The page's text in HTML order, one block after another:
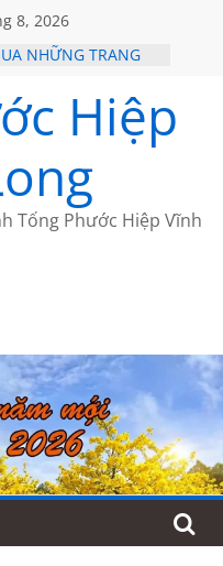
8, 2026
NHỮNG TRANG
THÁI LÃO
BÍCH HÀ
của ANTH ĐOÀN
Hiệp
Tống Phước Hiệp Vĩnh